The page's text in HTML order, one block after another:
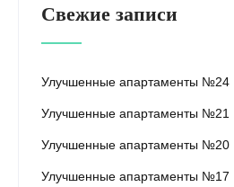
Свежие записи
Улучшенные апартаменты №24
Улучшенные апартаменты №21
Улучшенные апартаменты №20
Улучшенные апартаменты №17